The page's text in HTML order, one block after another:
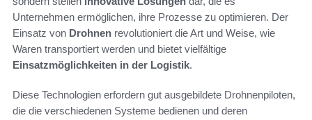
Unternehmen ermöglichen, ihre Prozesse zu optimieren. Der
Einsatz von Drohnen revolutioniert die Art und Weise, wie
Waren transportiert werden und bietet vielfältige
Einsatzmöglichkeiten in der Logistik.
Diese Technologien erfordern gut ausgebildete Drohnenpiloten,
die die verschiedenen Systeme bedienen und deren